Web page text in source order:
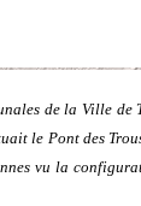
de la Ville
le Pont des
vu la